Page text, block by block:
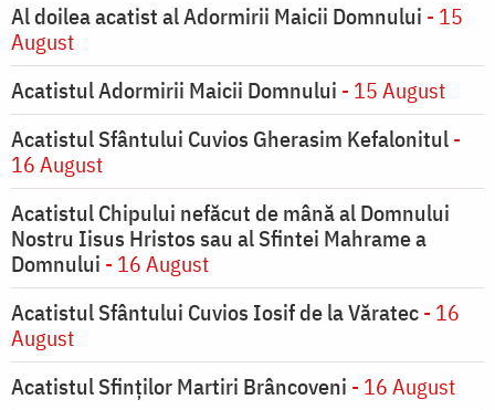
Al doilea acatist al Adormirii Maicii Domnului - 15
August
Acatistul Adormirii Maicii Domnului - 15 August
Acatistul Sfântului Cuvios Gherasim Kefalonitul-
16 August
Acatistul Chipului nefăcut de mână al Domnului
Nostru Iisus Hristos sau al Sfintei Mahrame a
Domnului - 16 August
Acatistul Sfântului Cuvios Iosif de la Văratec- 16
August
Acatistul Sfinților Martiri Brâncoveni - 16 August